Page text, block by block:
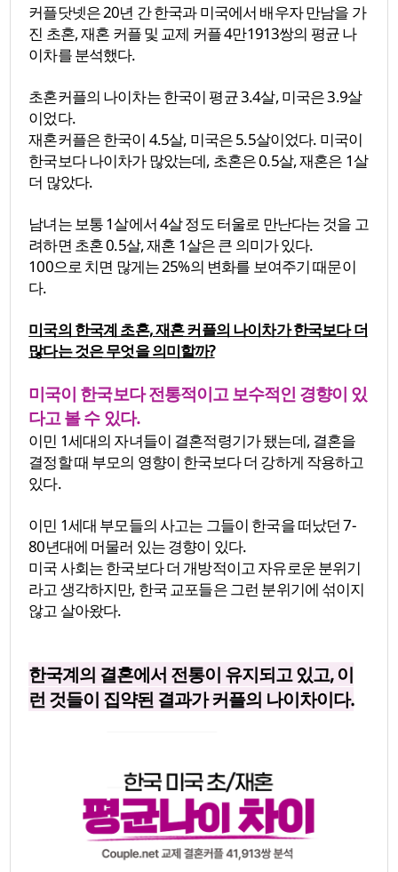
커플닷넷은 20년 간 한국과 미국에서 배우자 만남을 가
진 초혼, 재혼 커플 및 교제 커플 4만1913쌍의 평균 나
이차를 분석했다.
초혼커플의 나이차는 한국이 평균 3.4살, 미국은 3.9살
이었다.
재혼커플은 한국이 4.5살, 미국은 5.5살이었다. 미국이
한국보다 나이차가 많았는데, 초혼은 0.5살, 재혼은 1살
더 많았다.
남녀는 보통 1살에서 4살 정도 터울로 만난다는 것을 고
려하면 초혼 0.5살, 재혼 1살은 큰 의미가 있다.
100으로 치면 많게는 25%의 변화를 보여주기 때문이
다.
미국의 한국계 초혼, 재혼 커플의 나이차가 한국보다 더
많다는 것은 무엇을 의미할까?
미국이 한국보다 전통적이고 보수적인 경향이 있
다고 볼 수 있다.
이민 1세대의 자녀들이 결혼적령기가 됐는데, 결혼을
결정할 때 부모의 영향이 한국보다 더 강하게 작용하고
있다.
이민 1세대 부모들의 사고는 그들이 한국을 떠났던 7-
80년대에 머물러 있는 경향이 있다.
미국 사회는 한국보다 더 개방적이고 자유로운 분위기
라고 생각하지만, 한국 교포들은 그런 분위기에 섞이지
않고 살아왔다.
한국계의 결혼에서 전통이 유지되고 있고, 이
런 것들이 집약된 결과가 커플의 나이차이다.